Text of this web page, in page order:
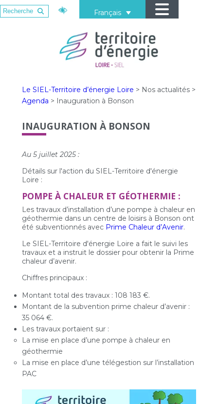
Français
Le SIEL-Territoire d’énergie Loire > Nos actualités>
Agenda > Inauguration à Bonson
INAUGURATION À BONSON
Au 5 juillet 2025 :
Détails sur l'action du SIEL-Territoire d'énergie
Loire :
POMPE À CHALEUR ET GÉOTHERMIE :
Les travaux d’installation d’une pompe à chaleur en
géothermie dans un centre de loisirs à Bonson ont
été subventionnés avec Prime Chaleur d’Avenir.
Le SIEL-Territoire d'énergie Loire a fait le suivi les
travaux et a instruit le dossier pour obtenir la Prime
chaleur d’avenir.
Chiffres principaux :
Montant total des travaux : 108 183 €.
Montant de la subvention prime chaleur d’avenir :
35 064 €.
Les travaux portaient sur :
La mise en place d’une pompe à chaleur en
géothermie
La mise en place d’une télégestion sur l’installation
PAC